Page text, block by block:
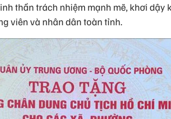
thần trách nhiệm mạnh mẽ, khơi dậy
viên và nhân dân toàn tỉnh.